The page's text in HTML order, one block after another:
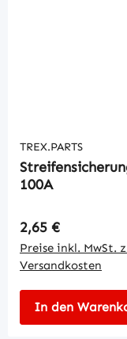
TREX.PARTS
100A
Regulärer Preis:
2,65 €
Preise inkl. MwSt.
Versandkosten
In den